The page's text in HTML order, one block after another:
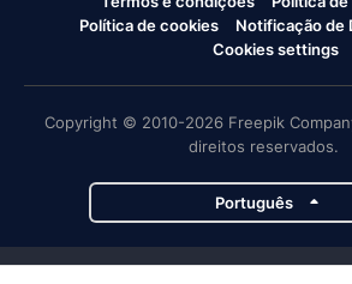
Política de cookies
Notificação de
Cookies settings
Copyright © 2010-2026 Freepik
direitos reservados.
Português